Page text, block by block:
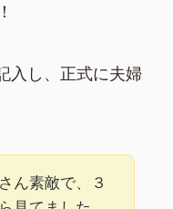
入し、正式に夫婦
ん素敵で、３